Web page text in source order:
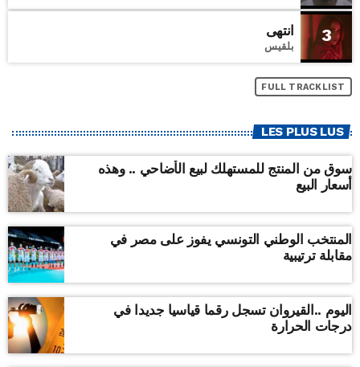
3 انتهى
بلقيس
FULL TRACKLIST
LES PLUS LUS
سوق من المنتج للمستهلك لبيع الأضاحي .. وهذه
أسعار البيع
المنتخب الوطني التونسي يفوز على مصر في
مقابلة ترتيبية
اليوم ..القيروان تسجل رقما قياسيا جديدا في
درجات الحرارة